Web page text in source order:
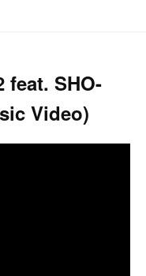
feat. SHO-
Video)